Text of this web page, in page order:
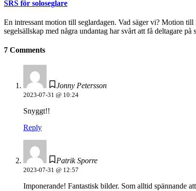
SRS för soloseglare
En intressant motion till seglardagen. Vad säger vi? Motion
segelsällskap med några undantag har svårt att få deltagare
7 Comments
Jonny Petersson
2023-07-31 @ 10:24
Snyggt!!
Reply
Patrik Sporre
2023-07-31 @ 12:57
Imponerande! Fantastisk bilder. Som alltid spännande